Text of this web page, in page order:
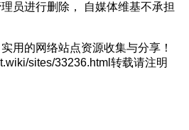
员进行删除， 自媒体维基不承担
用的网络站点资源收集与分享！
sites/33236.html转载请注明